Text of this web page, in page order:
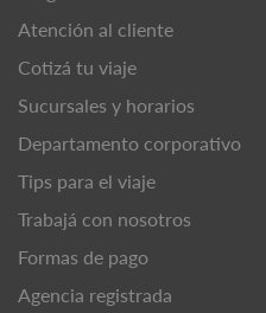
Atención al cliente
Cotizá tu viaje
Sucursales y horarios
Departamento corporativo
Tips para el viaje
Trabajá con nosotros
Formas de pago
Agencia registrada